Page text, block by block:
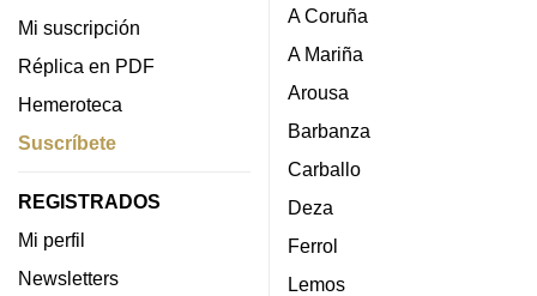
Mi suscripción
Réplica en PDF
Hemeroteca
Suscríbete
REGISTRADOS
Mi perfil
Newsletters
A Coruña
A Mariña
Arousa
Barbanza
Carballo
Deza
Ferrol
Lemos